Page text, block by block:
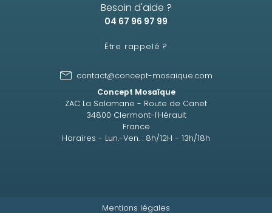
Besoin d'aide ?
04 67 96 97 99
Être rappelé ?
contact@concept-mosaique.com
Concept Mosaïque
ZAC La Salamane - Route de Canet
34800 Clermont-l'Hérault
France
Horaires - Lun.-Ven. : 8h/12H - 13h/18h
Mentions légales